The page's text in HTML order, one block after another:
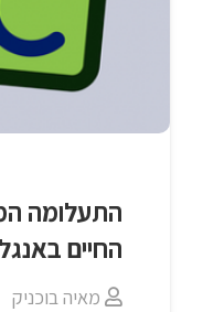
התעלומה
החיים
מאיה בוכניק